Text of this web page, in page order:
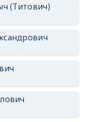
(Титович)